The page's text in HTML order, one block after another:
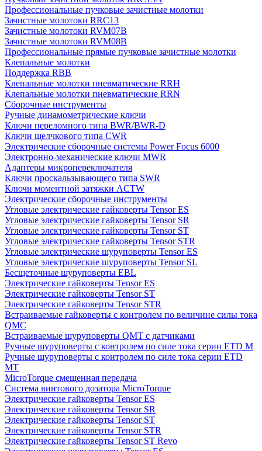
Профессиональные пучковые зачистные молотки
Зачистные молотоки RRC13
Зачистные молотоки RVM07B
Зачистные молотоки RVM08B
Профессиональные прямые пучковые зачистные молотки
Клепальные молотки
Поддержка RBB
Клепальные молотки пневматические RRH
Клепальные молотки пневматические RRN
Сборочные инструменты
Ручные динамометрические ключи
Ключи переломного типа BWR/BWR-D
Ключи щелчкового типа CWR
Электрические сборочные системы Power Focus 6000
Электронно-механические ключи MWR
Адаптеры микропереключателя
Ключи проскальзывающего типа SWR
Ключи моментной затяжки ACTW
Электрические сборочные инструменты
Угловые электрические гайковерты Tensor ES
Угловые электрические гайковерты Tensor SR
Угловые электрические гайковерты Tensor ST
Угловые электрические гайковерты Tensor STR
Угловые электрические шуруповерты Tensor ES
Угловые электрические шуруповерты Tensor SL
Бесщеточные шуруповерты EBL
Электрические гайковерты Tensor ES
Электрические гайковерты Tensor ST
Электрические гайковерты Tensor STR
Встраиваемые гайковерты с контролем по величине силы тока
QMC
Встраиваемые шуруповерты QMT с датчиками
Ручные шуруповерты с контролем по силе тока серии ETD M
Ручные шуруповерты с контролем по силе тока серии ETD
MT
MicroTorque смещенная передача
Система винтового дозатора MicroTorque
Электрические гайковерты Tensor ES
Электрические гайковерты Tensor SR
Электрические гайковерты Tensor ST
Электрические гайковерты Tensor STR
Электрические гайковерты Tensor ST Revo